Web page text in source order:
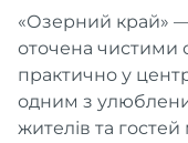
«Озерний край» —
оточена чистими
практично у
одним з
жителів та